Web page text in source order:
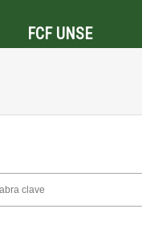
FCF UNSE